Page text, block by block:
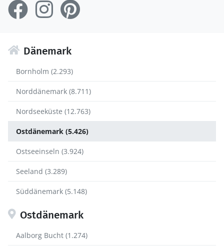
Dänemark
Bornholm (2.293)
Norddänemark (8.711)
Nordseeküste (12.763)
Ostdänemark (5.426)
Ostseeinseln (3.924)
Seeland (3.289)
Süddänemark (5.148)
Ostdänemark
Aalborg Bucht (1.274)